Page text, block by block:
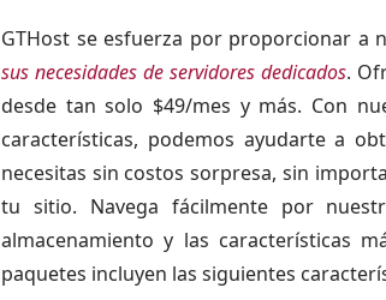
GTHost se esfuerza por proporcionar a
sus necesidades de servidores dedicados.
desde tan solo $49/mes y más. Con
características, podemos ayudarte a
necesitas sin costos sorpresa, sin
tu sitio. Navega fácilmente por
almacenamiento y las características
paquetes incluyen las siguientes